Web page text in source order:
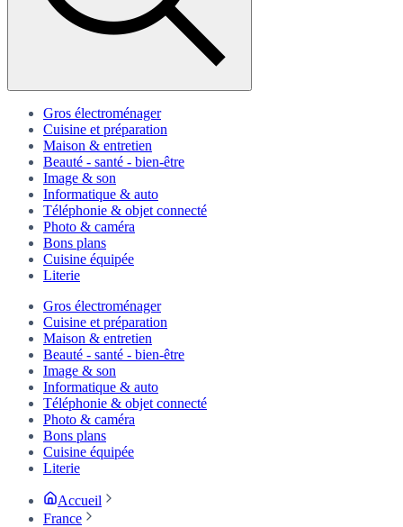
Gros électroménager
Cuisine et préparation
Maison & entretien
Beauté - santé - bien-être
Image & son
Informatique & auto
Téléphonie & objet connecté
Photo & caméra
Bons plans
Cuisine équipée
Literie
Gros électroménager
Cuisine et préparation
Maison & entretien
Beauté - santé - bien-être
Image & son
Informatique & auto
Téléphonie & objet connecté
Photo & caméra
Bons plans
Cuisine équipée
Literie
Accueil
France